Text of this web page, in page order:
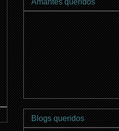
Amantes queridos
Blogs queridos